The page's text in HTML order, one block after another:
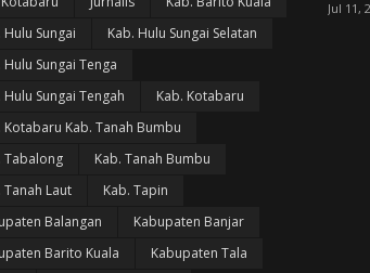
Hulu Sungai
Kab. Hulu Sungai Selatan
Hulu Sungai Tenga
Hulu Sungai Tengah
Kab. Kotabaru
Kotabaru Kab. Tanah Bumbu
Tabalong
Kab. Tanah Bumbu
Tanah Laut
Kab. Tapin
Balangan
Kabupaten Banjar
Barito Kuala
Kabupaten Tala
Jul 11,